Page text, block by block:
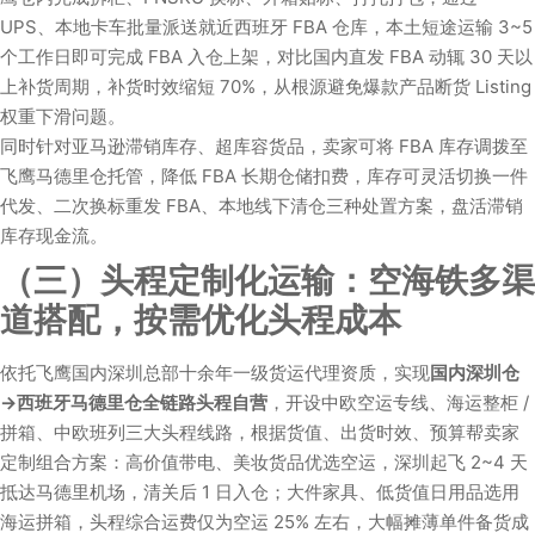
UPS、本地卡车批量派送就近西班牙 FBA 仓库，本土短途运输 3~5
个工作日即可完成 FBA 入仓上架，对比国内直发 FBA 动辄 30 天以
上补货周期，补货时效缩短 70%，从根源避免爆款产品断货 Listing
权重下滑问题。
同时针对亚马逊滞销库存、超库容货品，卖家可将 FBA 库存调拨至
飞鹰马德里仓托管，降低 FBA 长期仓储扣费，库存可灵活切换一件
代发、二次换标重发 FBA、本地线下清仓三种处置方案，盘活滞销
库存现金流。
（三）头程定制化运输：空海铁多渠
道搭配，按需优化头程成本
依托飞鹰国内深圳总部十余年一级货运代理资质，实现国内深圳仓
→西班牙马德里仓全链路头程自营 ，开设中欧空运专线、海运整柜 /
拼箱、中欧班列三大头程线路，根据货值、出货时效、预算帮卖家
定制组合方案：高价值带电、美妆货品优选空运，深圳起飞 2~4 天
抵达马德里机场，清关后 1 日入仓；大件家具、低货值日用品选用
海运拼箱，头程综合运费仅为空运 25% 左右，大幅摊薄单件备货成